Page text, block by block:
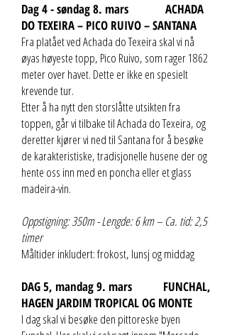
Dag 4 - søndag 8. mars ACHADA
DO TEXEIRA – PICO RUIVO – SANTANA
Fra platået ved Achada do Texeira skal vi nå
øyas høyeste topp, Pico Ruivo, som rager 1862
meter over havet. Dette er ikke en spesielt
krevende tur.
Etter å ha nytt den storslåtte utsikten fra
toppen, går vi tilbake til Achada do Texeira, og
deretter kjører vi ned til Santana for å besøke
de karakteristiske, tradisjonelle husene der og
hente oss inn med en poncha eller et glass
madeira-vin.
Oppstigning: 350m - Lengde: 6 km – Ca. tid: 2,5
timer
Måltider inkludert: frokost, lunsj og middag
DAG 5, mandag 9. mars FUNCHAL,
HAGEN JARDIM TROPICAL OG MONTE
I dag skal vi besøke den pittoreske byen